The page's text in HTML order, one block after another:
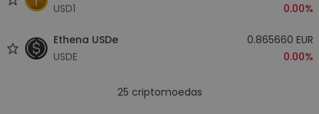
USD1
0.00%
Ethena USDe
USDE
0.865660 EUR
0.00%
25 criptomoedas